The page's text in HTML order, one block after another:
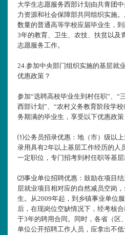
大学生志愿服务西部计划由共青团
力资源和社会保障部共同组织实施
数量的普通高等学校应届毕业生，
3年的教育、卫生、农技、扶贫以及
志愿服务工作。
24.参加中央部门组织实施的基层就
优惠政策？
参加“选聘高校毕业生到村任职”、“
西部计划”、“农村义务教育阶段学
务期满的毕业生，享受以下优惠政策
⑴公务员招录优惠：地（市）级以
录用具有2年以上基层工作经历的人
一定职位，专门招考到村任职等基层
⑵事业单位招聘优惠：鼓励在项目
层就业项目相对应的自然减员空岗
生。从2009年起，到乡镇事业单位
后，在现岗位空缺情况下，经考核
于3年的聘用合同。同时，各省（区
单位公开招聘工作人员，应拿出不